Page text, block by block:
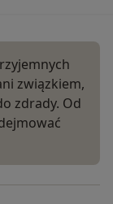
związkiem,
zdrady. Od